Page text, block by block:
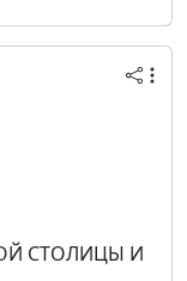
СТОЛИЦЫ И